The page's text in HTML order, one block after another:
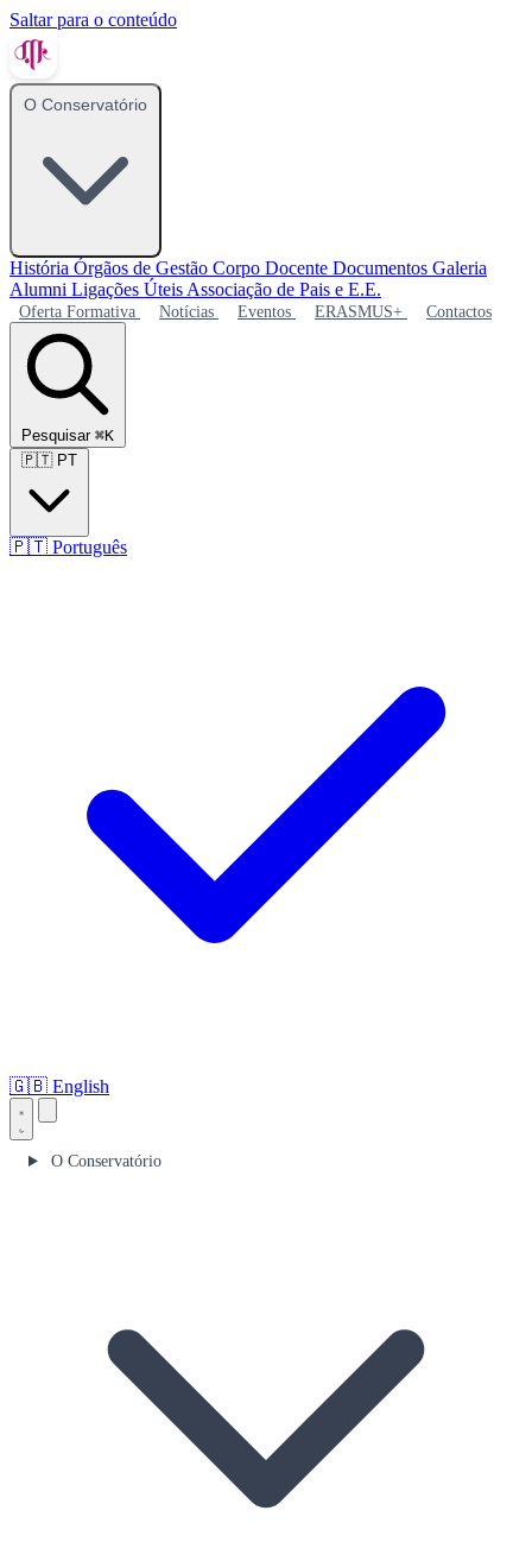
Saltar para o conteúdo
O Conservatório
História Órgãos de Gestão Corpo Docente Documentos Galeria
Alumni Ligações Úteis Associação de Pais e E.E.
Oferta Formativa Notícias Eventos ERASMUS+ Contactos
Pesquisar ⌘K
🇵🇹 PT
🇵🇹 Português
🇬🇧 English
O Conservatório